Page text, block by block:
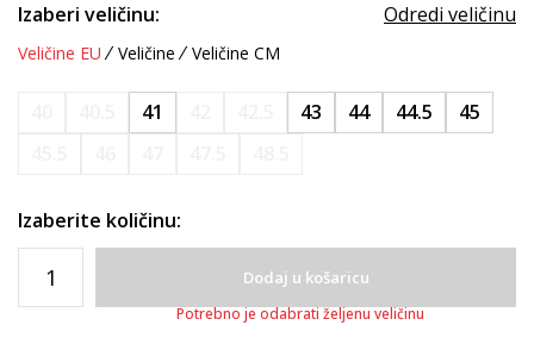
Izaberi veličinu: Odredi veličinu
Veličine EU Veličine Veličine CM
41 43 44 44.5
45
Izaberite količinu:
Dodaj u košaricu
Potrebno je odabrati željenu veličinu